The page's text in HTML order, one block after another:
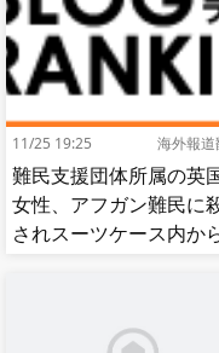
11/25 19:25 海外報
難民支援団体所属の英
女性、アフガン難民に
されスーツケース内か